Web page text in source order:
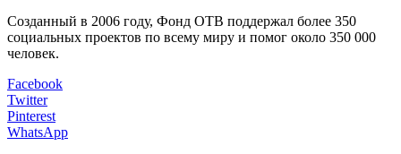
Созданный в 2006 году, Фонд OTB поддержал более 350
социальных проектов по всему миру и помог около 350 000
человек.
Facebook
Twitter
Pinterest
WhatsApp